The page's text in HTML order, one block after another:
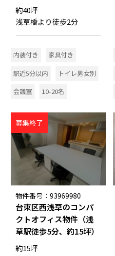
約40坪
浅草橋より徒歩2分
内装付き
家具付き
駅近5分以内
トイレ男女別
会議室
10-20名
募集終了
物件番号：93969980
台東区西浅草のコンパ
クトオフィス物件（浅
草駅徒歩5分、約15坪）
約15坪